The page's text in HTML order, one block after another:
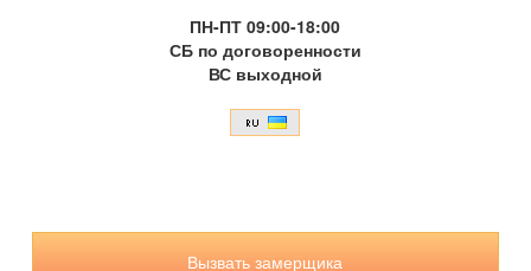
ПН-ПТ 09:00-18:00
СБ по договоренности
ВС выходной
Вызвать замерщика